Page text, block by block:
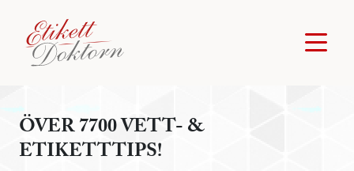
ÖVER 7700 VETT- &
ETIKETTTIPS!